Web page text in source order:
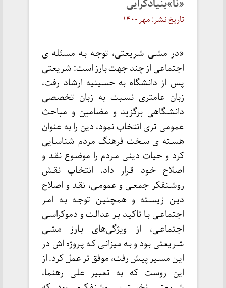
«نا»بنیادگرایی
تاریخ نشر: مهر ۱۴۰۰
«در مشـی شریعتی، توجـه بـه مسئله ی
اجتماعی از چند جهت بارز است: شریعتی
پس از دانشگاه به حسینیه ارشاد رفت،
زبان عامتری نسـبت به زبان تخصصی
دانشـگاهی برگزید و مضامین و مباحث
عمومی تری انتخاب نمود، دین را به عنوان
هسـته ی سـخت فرهنگ مردم شناسـایی
کرد و حیات دینی مـردم را موضـوع نقـد و
اصلاح خـود قـرار داد. انتخـاب نقـش
روشـنفکر جمعـی و عمومـی، نقـد و اصلاح
دیـن زیسـته و همچنیـن توجـه بـه امـر
اجتماعـی بـا تاکیـد بـر عدالـت و دموکراسـی
اجتماعـی، از ویژگی‌های بـارز مشـی
شـریعتی بـود و بـه میزانـی کـه پـروژه اش در
ایـن مسـیر پیـش رفت، موفق تر عمل کرد. از
این روست که به تعبیر علی رهنما،